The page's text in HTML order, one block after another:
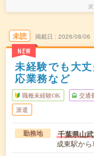
未読
NEW
掲載日 2026/08/06
未経験でも大
応業務など
職種未経験OK 交通
派遣
勤務地 千葉県山
成東駅か